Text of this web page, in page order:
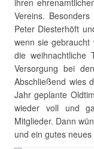
ihren
Vereins.
Peter Diesterhöft
wenn sie
die weihnachtliche
Versorgung bei
Abschließend wies
Jahr geplante
wieder voll und
Mitglieder. Dann
und ein gutes neues